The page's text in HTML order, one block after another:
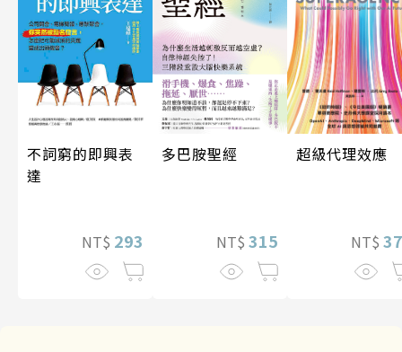
不詞窮的即興表
達
NT$ 293
多巴胺聖經
NT$ 315
超級代理效應
NT$